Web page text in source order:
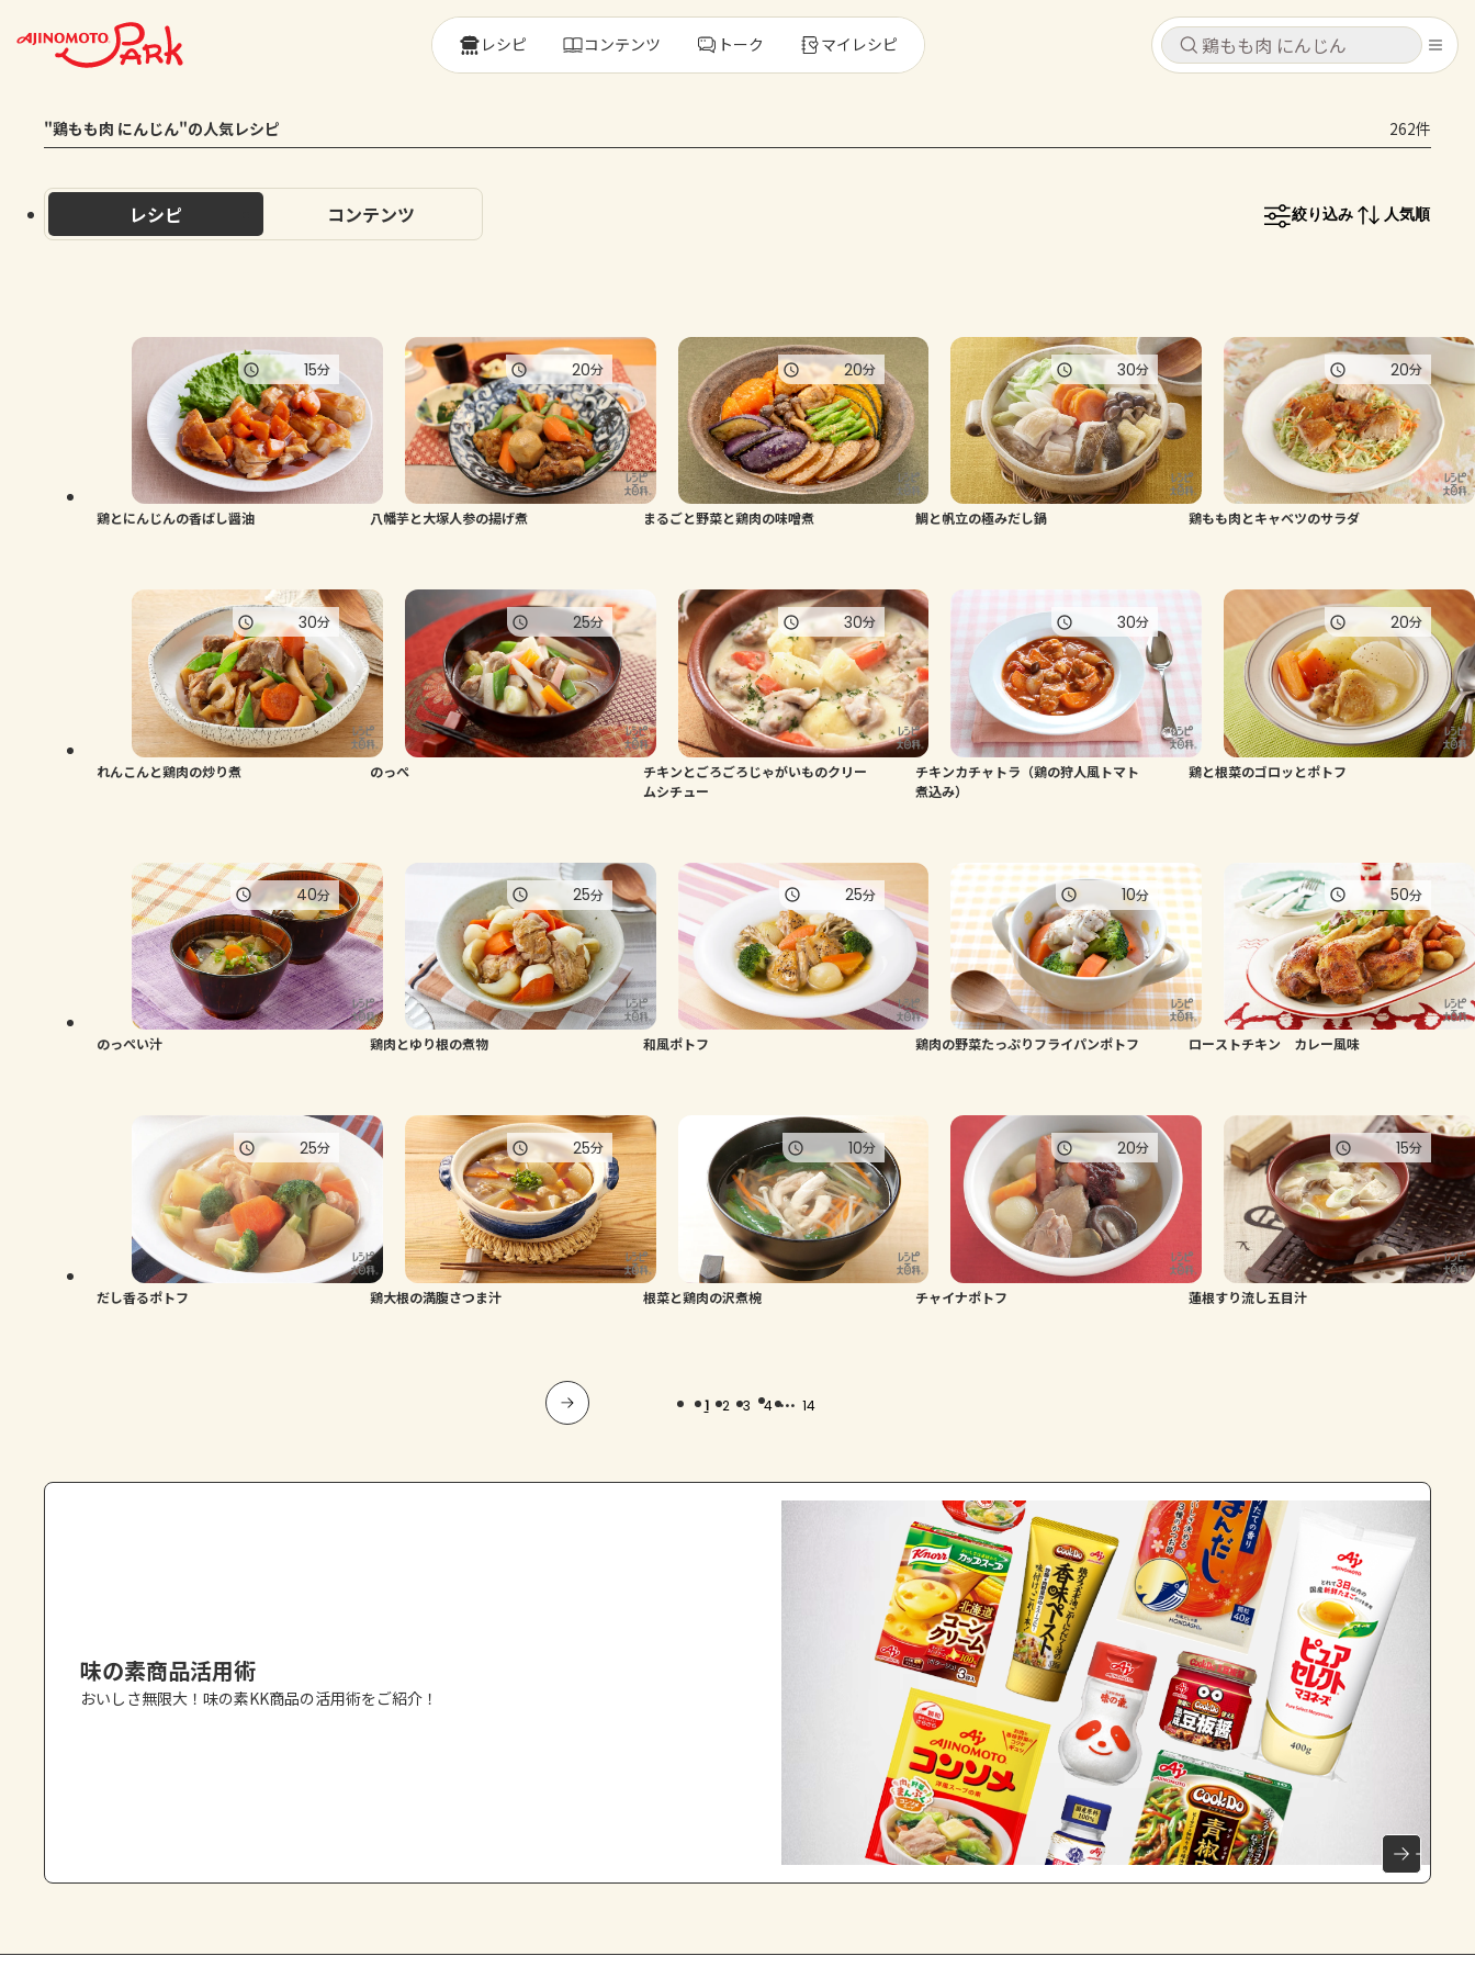
キャンセル
ログインするとレシピを保存できます
コンテンツ
レシピ
トーク
よくあるお問い合わせ
お買い物
AJINOMOTO PARK とは
キャンセル
レシピ コンテンツ
レシピ コンテンツ トーク マイレシピ
"鶏もも肉 にんじん"の人気レシピ 262件
レシピ コンテンツ 絞り込み 人気順
鶏とにんじんの香ばし醤油
15分
八幡芋と大塚人参の揚げ煮
20分
まるごと野菜と鶏肉の味噌煮
20分
鯛と帆立の極みだし鍋
30分
鶏もも肉とキャベツのサラダ
20分
れんこんと鶏肉の炒り煮
30分
のっぺ
25分
チキンとごろごろじゃがいものクリー
ムシチュー
30分
チキンカチャトラ（鶏の狩人風トマト
煮込み）
30分
鶏と根菜のゴロッとポトフ
20分
のっぺい汁
40分
鶏肉とゆり根の煮物
25分
和風ポトフ
25分
鶏肉の野菜たっぷりフライパンポトフ
10分
ローストチキン カレー風味
50分
だし香るポトフ
25分
鶏大根の満腹さつま汁
25分
根菜と鶏肉の沢煮椀
10分
チャイナポトフ
20分
蓮根すり流し五目汁
15分
1 2 3 4 ... 14
味の素商品活用術
おいしさ無限大！味の素KK商品の活用術をご紹介！